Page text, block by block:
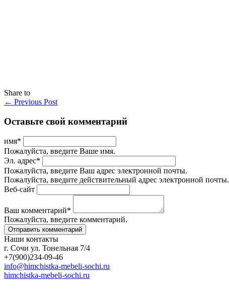
Share to
← Previous Post
Оставьте свой комментарий
имя*
Пожалуйста, введите Ваше имя.
Эл. адрес*
Пожалуйста, введите Ваш адрес электронной почты.
Пожалуйста, введите действительный адрес электронной почты.
Веб-сайт
Ваш комментарий*
Пожалуйста, введите комментарий.
Наши контакты
г. Сочи ул. Тонельная 7/4
+7(900)234-09-46
info@himchistka-mebeli-sochi.ru
himchistka-mebeli-sochi.ru